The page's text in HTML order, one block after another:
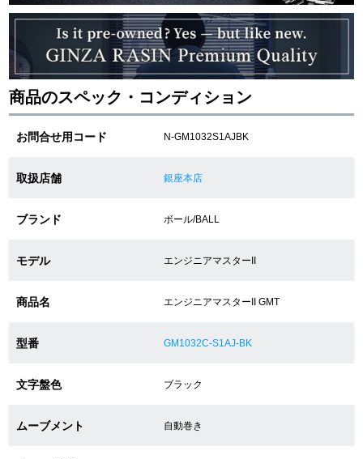
ご利用ガイド
GINZA RASINのプレミアムクオリティについて
送料・お支払方法
ショッピングローンの流れ
よくある質問
お問い合わせ
店舗受け取りサービス
商品のスペック・コンディション
お問合せ用コード N-GM1032S1AJBK
取扱店舗 銀座本店
ブランド ボール/BALL
モデル エンジニアマスターII
商品名 エンジニアマスターII GMT
型番 GM1032C-S1AJ-BK
文字盤色 ブラック
ムーブメント 自動巻き